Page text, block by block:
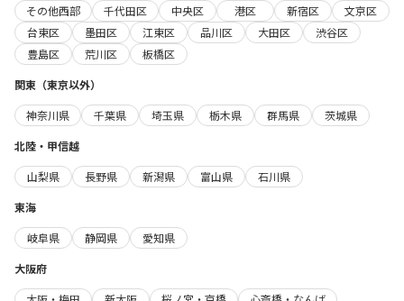
その他西部
千代田区 中央区 港区 新宿区
文京区
台東区
墨田区 江東区 品川区 大田区
渋谷区
豊島区
荒川区
板橋区
関東（東京以外）
神奈川県
千葉県 埼玉県 栃木県 群馬県
茨城県
北陸・甲信越
山梨県
長野県 新潟県 富山県
石川県
東海
岐阜県
静岡県
愛知県
大阪府